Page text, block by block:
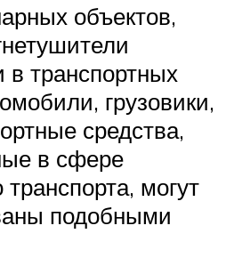
объектов,
транспортных
грузовики,
средства,
в сфере
могут
подобными